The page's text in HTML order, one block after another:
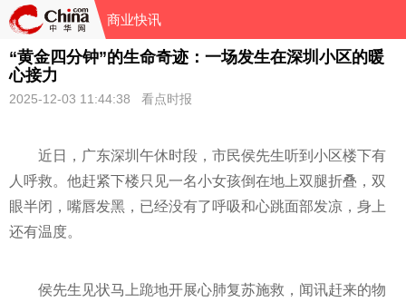
商业快讯
“黄金四分钟”的生命奇迹：一场发生在深圳小区的暖
心接力
2025-12-03 11:44:38 看点时报
近日，广东深圳午休时段，市民侯先生听到小区楼下有
人呼救。他赶紧下楼只见一名小女孩倒在地上双腿折叠，双
眼半闭，嘴唇发黑，已经没有了呼吸和心跳面部发凉，身上
还有温度。
侯先生见状马上跪地开展心肺复苏施救，闻讯赶来的物